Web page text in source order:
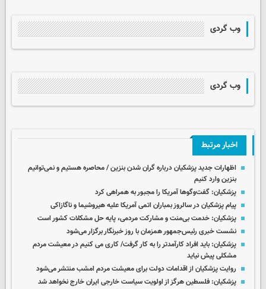
وب گردی
وب گردی
اخبار مرتبط
اظهارات جدید پزشکیان درباره گران شدن بنزین / محاصره هستیم و نمی‌توانیم
بنزین وارد کنیم
پزشکیان: گفت‌وگوها آمریکا را مجبور به همراهی کرد
پیام پزشکیان در سالروز بمباران اتمی آمریکا علیه هیروشیما و ناگازاکی
پزشکیان: خدمت بی‌منت و مشارکت مردمی، پایه حل مشکلات کشور است
نشست خبری رئیس‌جمهور همزمان با روز خبرنگار برگزار می‌شود
پزشکیان: باید افراد کارآمدتر را به کار گرفت/ کاری می کنیم در معیشت مردم
مشکلی پیش نیاید
روایت پزشکیان از اقدامات دولت برای معیشت مردم امشب منتشر می‌شود
پزشکیان: فلسطین هرگز از اولویت سیاست خارجی ایران خارج نخواهد شد